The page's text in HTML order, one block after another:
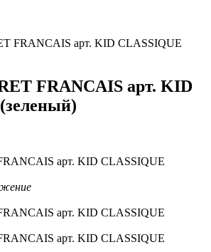
FRANCAIS арт. KID CLASSIQUE
FRANCAIS арт. KID